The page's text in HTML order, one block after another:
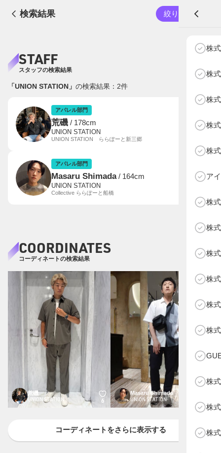
HOME
NEWS
ABOUT SOTY
投票方法
Follow Us
A
株
株
株
株
株
ア
株
株
株
株
株
株
株
株
株
検索結果 絞り込む
STAFF
スタッフの検索結果
「UNION STATION」 の検索結果： 2件
アパレル部門
荒磯 / 178cm
UNION STATION
UNION STATION ららぽーと新三郷
アパレル部門
Masaru Shimada/ 164cm
UNION STATION
Collective ららぽーと船橋
COORDINATES
コーディネートの検索結果
荒磯
UNION STATION
6
Masaru Shimada
UNION STATION
コーディネートをさらに表示する